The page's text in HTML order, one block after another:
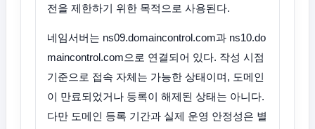
전을 제한하기 위한 목적으로 사용된다.
네임서버는 ns09.domaincontrol.com과 ns10.do
maincontrol.com으로 연결되어 있다. 작성 시점
기준으로 접속 자체는 가능한 상태이며, 도메인
이 만료되었거나 등록이 해제된 상태는 아니다.
다만 도메인 등록 기간과 실제 운영 안정성은 별